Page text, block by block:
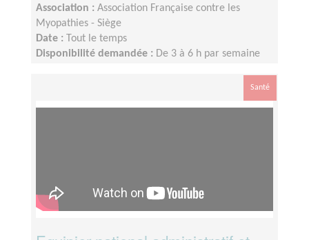
Association : Association Française contre les
Myopathies - Siège
Date :
Tout le temps
Disponibilité demandée : De 3 à 6 h par semaine
Santé